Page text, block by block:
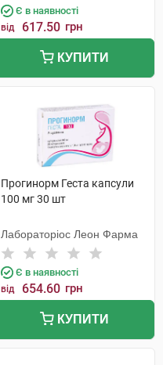
Є в наявності
від 617.50 грн
КУПИТИ
Прогинорм Геста капсули
100 мг 30 шт
Лабораторіос Леон Фарма
Є в наявності
від 654.60 грн
КУПИТИ